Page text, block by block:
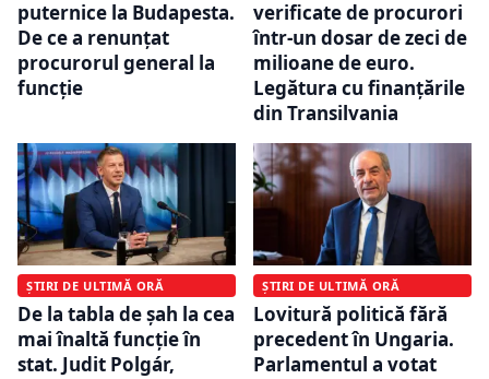
puternice la Budapesta.
De ce a renunțat
procurorul general la
funcție
verificate de procurori
într-un dosar de zeci de
milioane de euro.
Legătura cu finanțările
din Transilvania
ȘTIRI DE ULTIMĂ ORĂ
De la tabla de șah la cea
mai înaltă funcție în
stat. Judit Polgár,
ȘTIRI DE ULTIMĂ ORĂ
Lovitură politică fără
precedent în Ungaria.
Parlamentul a votat